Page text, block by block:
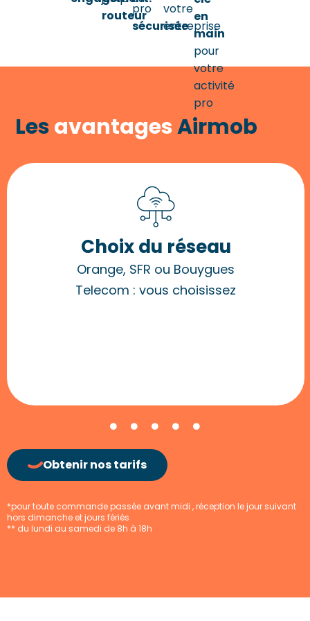
plus
routeur
En
plus
pro
sécurisée
votre
entreprise
en
main
pour
votre
activité
pro
LesavantagesAirmob
Choix du réseau
Orange, SFR ou Bouygues
Telecom : vous choisissez
Obtenir nos tarifs
*pour toute commande passée avant midi , réception le jour suivant
hors dimanche et jours fériés
** du lundi au samedi de 8h à 18h